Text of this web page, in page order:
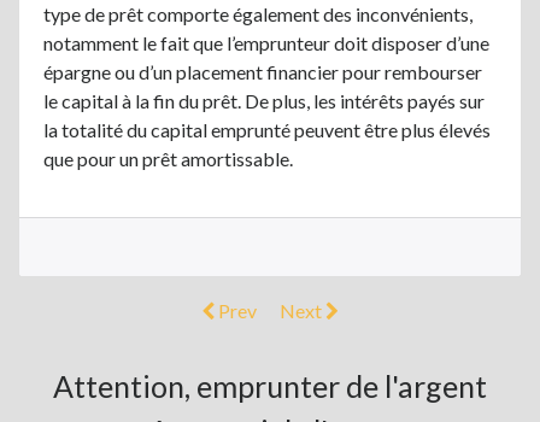
type de prêt comporte également des inconvénients,
notamment le fait que l’emprunteur doit disposer d’une
épargne ou d’un placement financier pour rembourser
le capital à la fin du prêt. De plus, les intérêts payés sur
la totalité du capital emprunté peuvent être plus élevés
que pour un prêt amortissable.
Prev Next
Attention, emprunter de l'argent